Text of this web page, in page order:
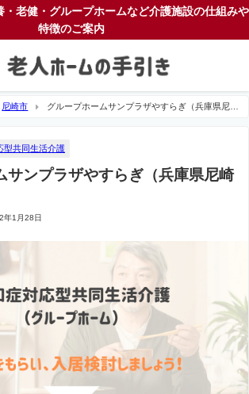
・老健・グループホームなど介護施設の仕組みや
特徴のご案内
尼崎市
グループホームサンプラザやすらぎ（兵庫県尼崎
型共同生活介護
サンプラザやすらぎ（兵庫県尼崎
年1月28日